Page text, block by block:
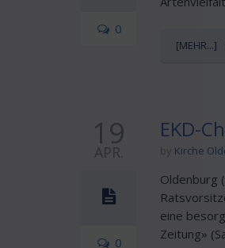
0
[MEHR...]
19
APR.
0
EKD-
by Kirche
Oldenburg
eine
Zeitung»